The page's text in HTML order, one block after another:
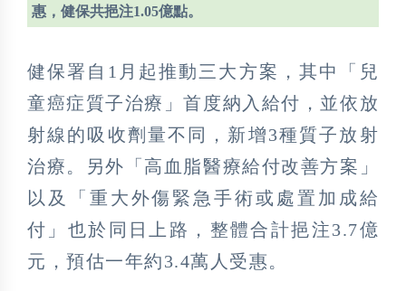
惠，健保共挹注1.05億點。
健保署自1月起推動三大方案，其中「兒
童癌症質子治療」首度納入給付，並依放
射線的吸收劑量不同，新增3種質子放射
治療。另外「高血脂醫療給付改善方案」
以及「重大外傷緊急手術或處置加成給
付」也於同日上路，整體合計挹注3.7億
元，預估一年約3.4萬人受惠。